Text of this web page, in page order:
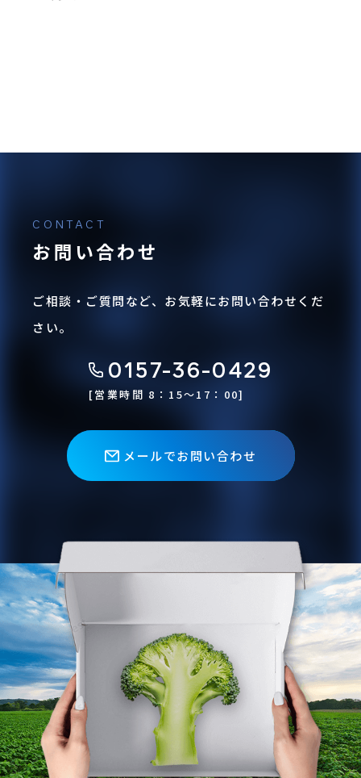
お問い合わせ
ご相談・ご質問など、お気軽にお問い合わせくだ
さい。
0157-36-0429
[営業時間 8：15〜17：00]
メールでお問い合わせ